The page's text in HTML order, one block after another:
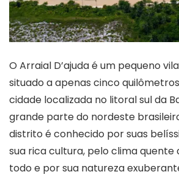
O Arraial D’ajuda é um pequeno
situado a apenas cinco
cidade localizada no litoral sul da
grande parte do nordeste
distrito é conhecido por suas
sua rica cultura, pelo clima quente
todo e por sua natureza